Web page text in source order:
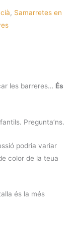
, Samarretes en
les barreres… És
Pregunta’ns.
podria variar
color de la teua
és la més